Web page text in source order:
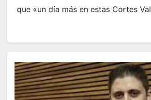
que «un día más en estas Cortes